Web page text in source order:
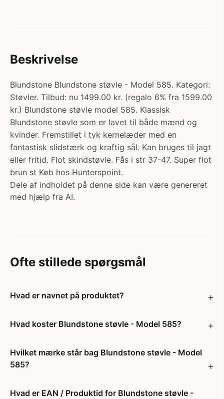
Beskrivelse
Blundstone Blundstone støvle - Model 585. Kategori:
Støvler. Tilbud: nu 1499.00 kr. (regalo 6% fra 1599.00
kr.) Blundstone støvle model 585. Klassisk
Blundstone støvle som er lavet til både mænd og
kvinder. Fremstillet i tyk kernelæder med en
fantastisk slidstærk og kraftig sål. Kan bruges til jagt
eller fritid. Flot skindstøvle. Fås i str 37-47. Super flot
brun st Køb hos Hunterspoint.
Dele af indholdet på denne side kan være genereret
med hjælp fra AI.
Ofte stillede spørgsmål
Hvad er navnet på produktet?
Hvad koster Blundstone støvle - Model 585?
Hvilket mærke står bag Blundstone støvle - Model
585?
Hvad er EAN / Produktid for Blundstone støvle -